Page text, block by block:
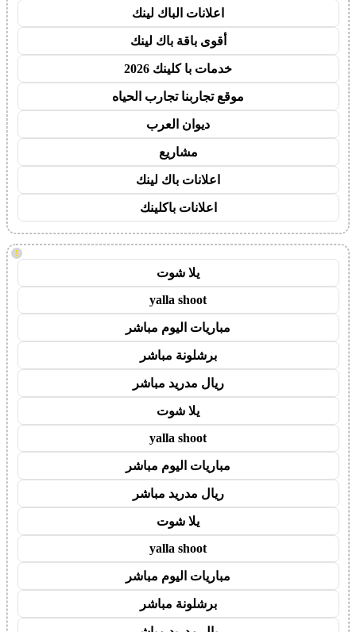
اعلانات الباك لينك
أقوى باقة باك لينك
خدمات با كلينك 2026
موقع تجاربنا تجارب الحياه
ديوان العرب
مشاريع
اعلانات باك لينك
اعلانات باكلينك
!
يلا شوت
yalla shoot
مباريات اليوم مباشر
برشلونة مباشر
ريال مدريد مباشر
يلا شوت
yalla shoot
مباريات اليوم مباشر
ريال مدريد مباشر
يلا شوت
yalla shoot
مباريات اليوم مباشر
برشلونة مباشر